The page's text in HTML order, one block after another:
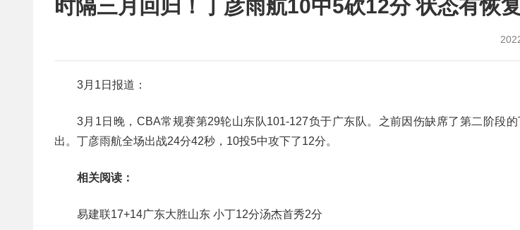
时隔三月回归！丁彦雨航10中5砍12分 状态有恢复
3月1日报道：
3月1日晚，CBA常规赛第29轮山东队101-127负于广东队。之前因伤缺席了第二阶段
出。丁彦雨航全场出战24分42秒，10投5中攻下了12分。
相关阅读：
易建联17+14广东大胜山东 小丁12分汤杰首秀2分